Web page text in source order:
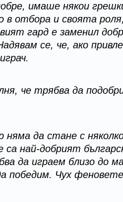
имаше някои
отбора и своята
гард е заменил
се, че, ако
че трябва да
да стане с
най-добрият
да играем близо до
победим. Чух